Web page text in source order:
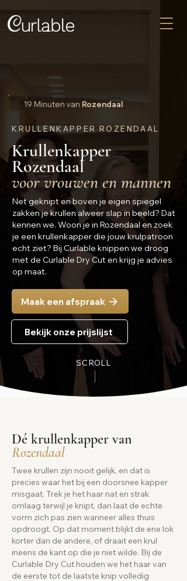
19 Minuten van Rozendaal
KRULLENKAPPER ROZENDAAL
Krullenkapper
Rozendaal
voor vrouwen en mannen
Net geknipt en boven je eigen spiegel
zakken je krullen alweer slap in beeld? Dat
kennen we. Woon je in Rozendaal en zoek
je een krullenkapper die jouw krulpatroon
echt ziet? Bij Curlable knippen we droog
met de Curlable Dry Cut en krijg je advies
op maat.
Maak een afspraak
Bekijk onze prijslijst
SCROLL
Dé krullenkapper van
Rozendaal
Twee krullen zijn nooit gelijk, en dat is
precies waar het bij een doorsnee kapper
misgaat. Trek je het haar nat en strak
omlaag terwijl je knipt, dan laat de echte
vorm zich pas zien wanneer alles thuis
opdroogt. Op dat moment blijkt de ene lok
korter dan de andere, of draait een krul
ineens de kant op die je niet wilde. Bij de
Curlable Dry Cut houden we het haar van
de eerste tot de laatste knip volledig